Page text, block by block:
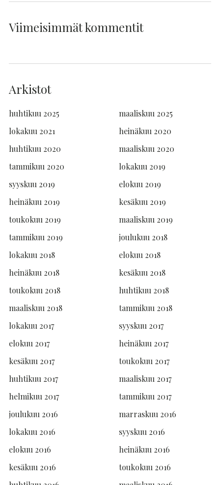
Viimeisimmät kommentit
Arkistot
huhtikuu 2025
maaliskuu 2025
lokakuu 2021
heinäkuu 2020
huhtikuu 2020
maaliskuu 2020
tammikuu 2020
lokakuu 2019
syyskuu 2019
elokuu 2019
heinäkuu 2019
kesäkuu 2019
toukokuu 2019
maaliskuu 2019
tammikuu 2019
joulukuu 2018
lokakuu 2018
elokuu 2018
heinäkuu 2018
kesäkuu 2018
toukokuu 2018
huhtikuu 2018
maaliskuu 2018
tammikuu 2018
lokakuu 2017
syyskuu 2017
elokuu 2017
heinäkuu 2017
kesäkuu 2017
toukokuu 2017
huhtikuu 2017
maaliskuu 2017
helmikuu 2017
tammikuu 2017
joulukuu 2016
marraskuu 2016
lokakuu 2016
syyskuu 2016
elokuu 2016
heinäkuu 2016
kesäkuu 2016
toukokuu 2016